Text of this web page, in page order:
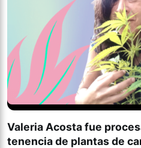
Valeria Acosta fue
tenencia de plantas de